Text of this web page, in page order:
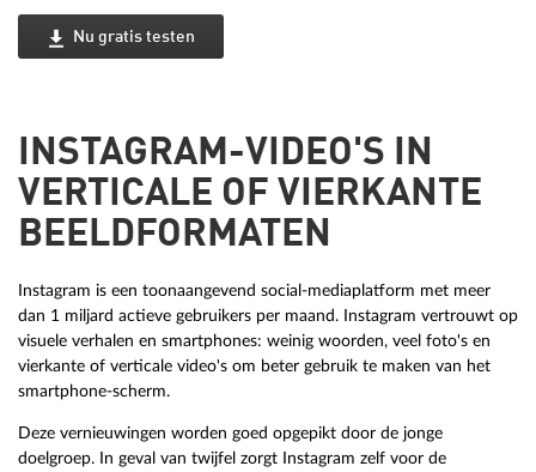
Nu gratis testen
INSTAGRAM-VIDEO'S IN
VERTICALE OF VIERKANTE
BEELDFORMATEN
Instagram is een toonaangevend social-mediaplatform met meer
dan 1 miljard actieve gebruikers per maand. Instagram vertrouwt op
visuele verhalen en smartphones: weinig woorden, veel foto's en
vierkante of verticale video's om beter gebruik te maken van het
smartphone-scherm.
Deze vernieuwingen worden goed opgepikt door de jonge
doelgroep. In geval van twijfel zorgt Instagram zelf voor de